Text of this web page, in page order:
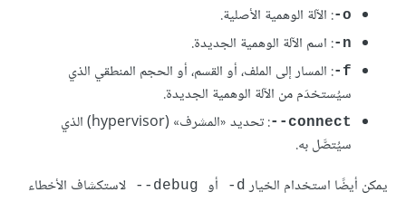
‎-o: الآلة الوهمية الأصلية.
-n: اسم الآلة الوهمية الجديدة.
‎-f: المسار إلى الملف، أو القسم، أو الحجم المنطقي الذي
سيُستخدَم من الآلة الوهمية الجديدة.
‎--connect
: تحديد «المشرف» (hypervisor) الذي
سيُتصَّل به.
يمكن أيضًا استخدام الخيار ‎-d أو
لاستكشاف الأخطاء